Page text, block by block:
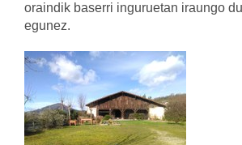
oraindik baserri inguruetan iraungo
egunez.